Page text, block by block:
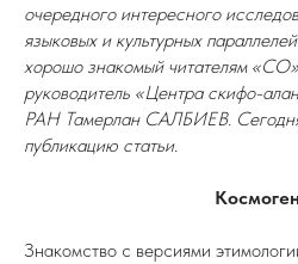
очередного интересного
языковых и культурных
хорошо знакомый читателям
руководитель «Центра скифо-
РАН Тамерлан САЛБИЕВ.
публикацию статьи.
Знакомство с версиями